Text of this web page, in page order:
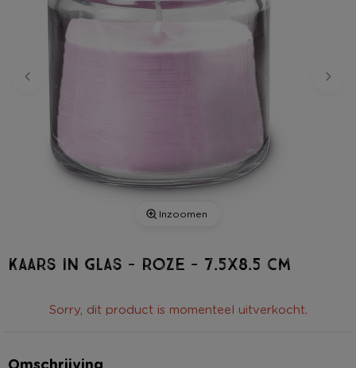
Inzoomen
Kaars in glas - roze - 7.5x8.5 cm
Sorry, dit product is momenteel uitverkocht.
Omschrijving